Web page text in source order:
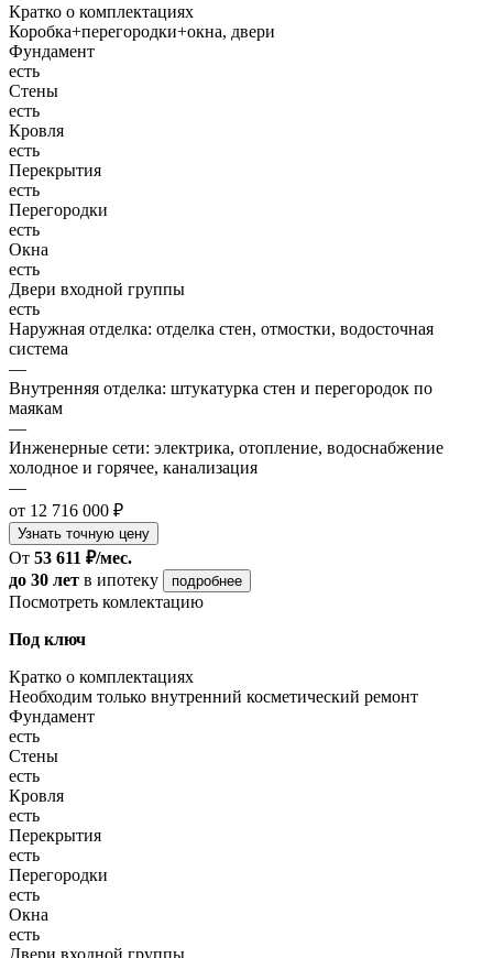
Кратко о комплектациях
Коробка+перегородки+окна, двери
Фундамент
есть
Стены
есть
Кровля
есть
Перекрытия
есть
Перегородки
есть
Окна
есть
Двери входной группы
есть
Наружная отделка: отделка стен, отмостки, водосточная
система
—
Внутренняя отделка: штукатурка стен и перегородок по
маякам
—
Инженерные сети: электрика, отопление, водоснабжение
холодное и горячее, канализация
—
от 12 716 000 ₽
Узнать точную цену
От 53 611 ₽/мес.
до 30 лет в ипотеку подробнее
Посмотреть комлектацию
Под ключ
Кратко о комплектациях
Необходим только внутренний косметический ремонт
Фундамент
есть
Стены
есть
Кровля
есть
Перекрытия
есть
Перегородки
есть
Окна
есть
Двери входной группы